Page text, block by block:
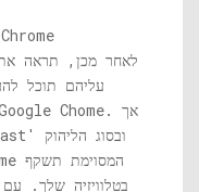
לאחר מכן, תראה
בטלוויזיה שלך.